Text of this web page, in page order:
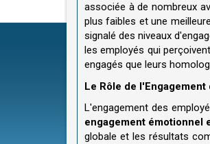
associée à de nombreux
plus faibles et une
signalé des niveaux
les employés qui
engagés que leurs
Le Rôle de l'Engagement
L'engagement des
engagement émotionnel
globale et les résultats